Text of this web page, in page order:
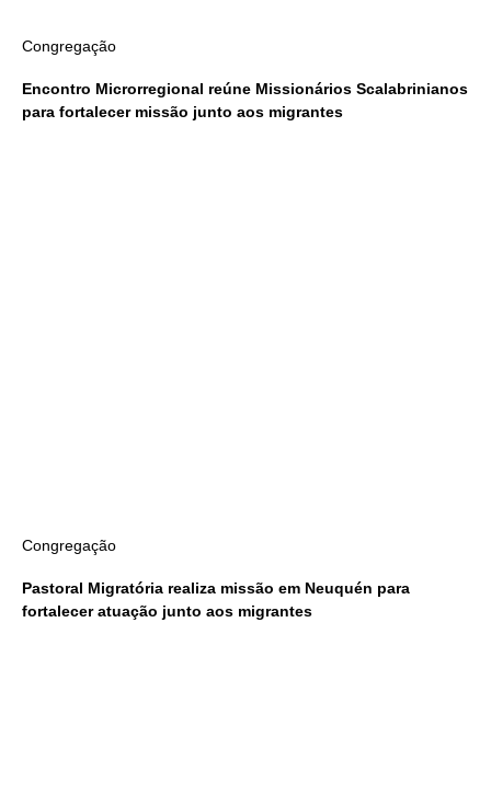
Congregação
Encontro Microrregional reúne Missionários Scalabrinianos
para fortalecer missão junto aos migrantes
Congregação
Pastoral Migratória realiza missão em Neuquén para
fortalecer atuação junto aos migrantes